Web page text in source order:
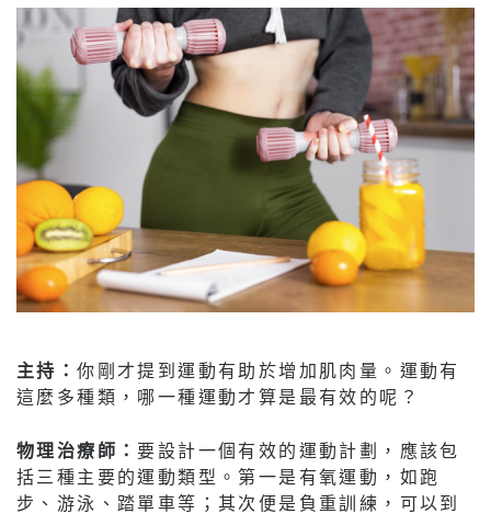
主持：你剛才提到運動有助於增加肌肉量。運動有
這麼多種類，哪一種運動才算是最有效的呢？
物理治療師：要設計一個有效的運動計劃，應該包
括三種主要的運動類型。第一是有氧運動，如跑
步、游泳、踏單車等；其次便是負重訓練，可以到